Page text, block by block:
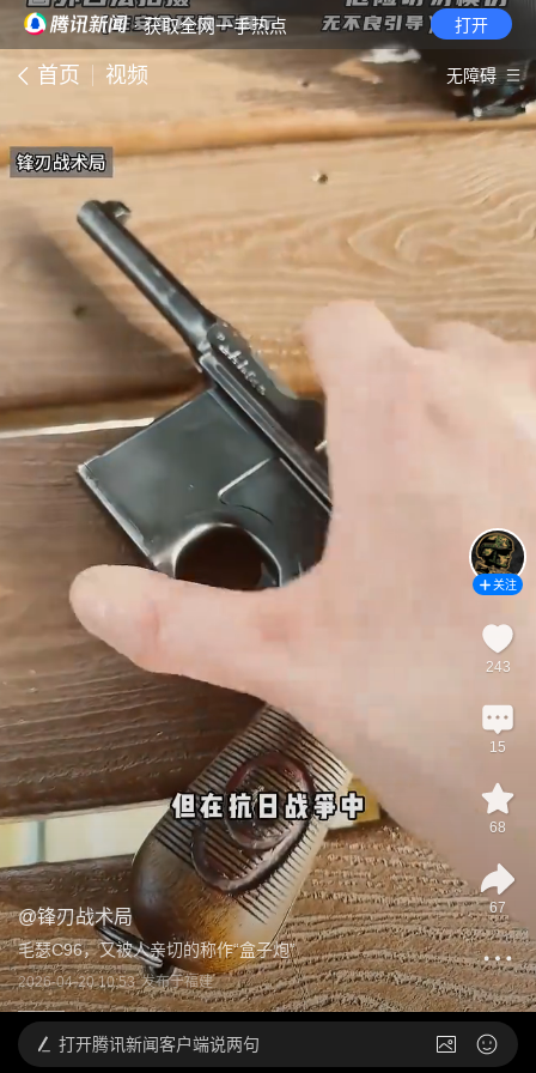
· 获取全网一手热点 打开
首页 视频 无障碍
@锋刃战术局
毛瑟C96，又被人亲切的称作“盒子炮”
2026-04-20 10:53 发布于福建
关注
243
15
68
67
打开腾讯新闻客户端说两句